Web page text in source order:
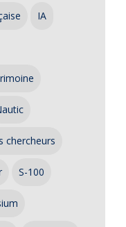
IA
chercheurs
S-100